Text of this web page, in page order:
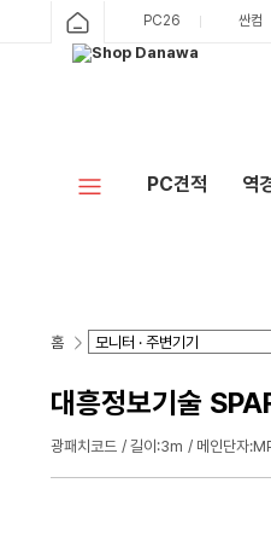
PC26 싼컴
PC견적 역
홈
대흥정보기술
광패치코드 길이:3m 메인단자